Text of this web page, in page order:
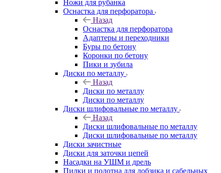
Ножи для рубанка
Оснастка для перфоратора
Назад
Оснастка для перфоратора
Адаптеры и переходники
Буры по бетону
Коронки по бетону
Пики и зубила
Диски по металлу
Назад
Диски по металлу
Диски по металлу
Диски шлифовальные по металлу
Назад
Диски шлифовальные по металлу
Диски шлифовальные по металлу
Диски зачистные
Диски для заточки цепей
Насадки на УШМ и дрель
Пилки и полотна для лобзика и сабельных